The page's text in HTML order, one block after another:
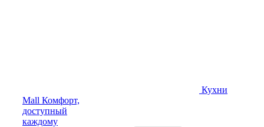
Кухни
Mall Комфорт,
доступный
каждому